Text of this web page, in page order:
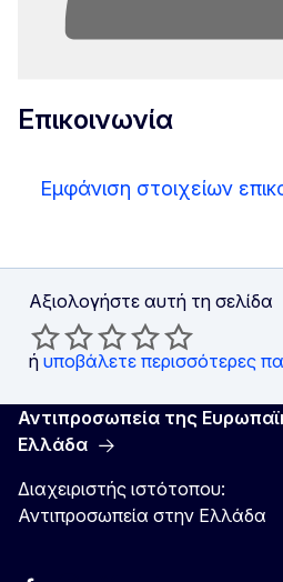
Επικοινωνία
Εμφάνιση στοιχείων
Αξιολογήστε αυτή τη σελίδα
ή υποβάλετε περισσότερες
Αντιπροσωπεία της
Ελλάδα
Διαχειριστής ιστότοπου:
Αντιπροσωπεία στην Ελλάδα